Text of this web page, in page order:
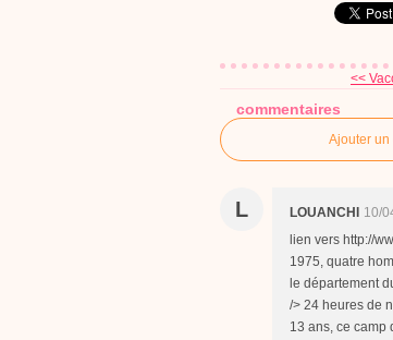
<<
commentaires
Ajouter un
L LOUANCHI
10/
lien vers http://
1975, quatre
le département
/> 24 heures de
13 ans, ce camp